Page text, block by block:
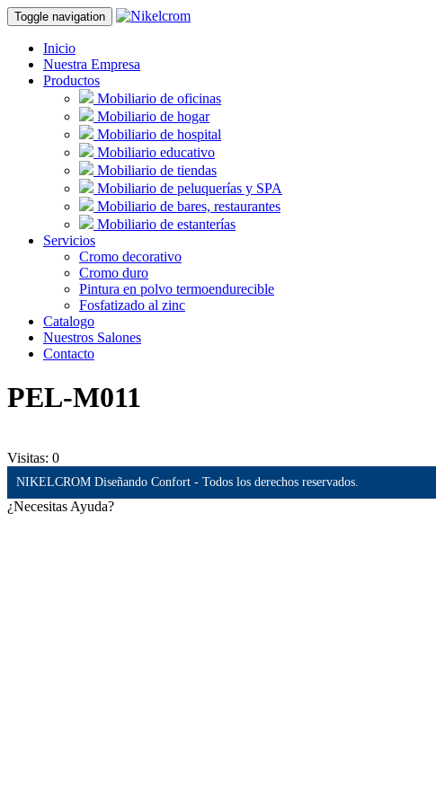
Toggle navigation
Inicio
Nuestra Empresa
Productos
Mobiliario de oficinas
Mobiliario de hogar
Mobiliario de hospital
Mobiliario educativo
Mobiliario de tiendas
Mobiliario de peluquerías y SPA
Mobiliario de bares, restaurantes
Mobiliario de estanterías
Servicios
Cromo decorativo
Cromo duro
Pintura en polvo termoendurecible
Fosfatizado al zinc
Catalogo
Nuestros Salones
Contacto
PEL-M011
Visitas: 0
NIKELCROM Diseñando Confort - Todos los derechos reservados.
¿Necesitas Ayuda?